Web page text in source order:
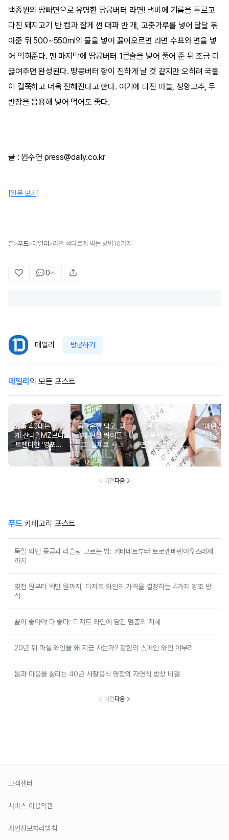
백종원의 땅빠면으로 유명한 땅콩버터 라면! 냄비에 기름을 두르고
다진 돼지고기 반 컵과 잘게 썬 대파 반 개, 고춧가루를 넣어 달달 볶
아준 뒤 500~550ml의 물을 넣어 끓어오르면 라면 수프와 면을 넣
어 익혀준다. 맨 마지막에 땅콩버터 1큰술을 넣어 풀어 준 뒤 조금 더
끓여주면 완성된다. 땅콩버터 향이 진하게 날 것 같지만 오히려 국물
이 걸쭉하고 더욱 진해진다고 한다. 여기에 다진 마늘, 청양고추, 두
반장을 응용해 넣어 먹어도 좋다.
글 : 원수연 press@daily.co.kr
[원문 보기]
홈>푸드>데일리 >라면 색다르게 먹는 방법10가지
0
데일리 방문하기
데일리 의 모든 포스트
요즘 40대는 이렇
게 산다? MZ보다
트렌디한 ‘영포티’
분석
음주운전 막고, 화
재 현장 뛰어들
고..실제로 사람
구한 연예인 10
13월의 월급이 '세
금 폭탄' 안 되려
면? '연말정산' 핵
심 꿀팁 A to Z
“매년 받
진, 혹시
있는 건
요?”
이전다음
푸드카테고리 포스트
독일 와인 등급과 리슬링 고르는 법: 카비네트부터 트로켄베렌아우스레제
까지
몇천 원부터 백만 원까지, 디저트 와인의 가격을 결정하는 4가지 양조 방
식
끝이 좋아야 다 좋다: 디저트 와인에 담긴 멈춤의 지혜
20년 뒤 마실 와인을 왜 지금 사는가? 강헌의 스페인 와인 야부리
몸과 마음을 살리는 40년 사찰음식 명장의 자연식 밥상 비결
이전다음
고객센터
서비스 이용약관
개인정보처리방침